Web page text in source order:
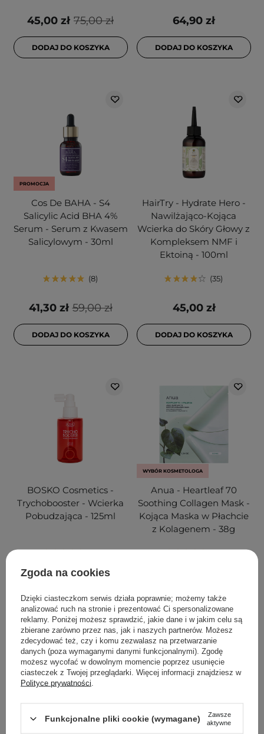
75,00 zł
45,00 zł
DODAJ DO KOSZYKA
64,90 zł
DODAJ DO KOSZYKA
PROMOCJA
Cos De BAHA - S4
Salicylic Acid BHA 4%
Serum - Serum z Kwasem
Salicylowym - 30ml
8
59,00 zł
41,30 zł
DODAJ DO KOSZYKA
HairTry - Hydrate Hero -
Nawilżająco-Kojąca
Wcierka do Skóry Głowy z
Kompleksem NMF i
Ektoiną - 100ml
35
45,00 zł
DODAJ DO KOSZYKA
BOSKO Cosmetics -
Trychobooster - Wcierka
Pobudzająca - 125ml
7
DODAJ DO KOSZYKA
WYBÓR KOSMETOLOGA
Anua - Heartleaf 70
Soothing Collagen Mask -
Kojąca Maska w Płachcie
z Kolagenem - 38g
11
DODAJ DO KOSZYKA
Zgoda na cookies
Dzięki ciasteczkom serwis działa poprawnie; możemy także
analizować ruch na stronie i prezentować Ci spersonalizowane
reklamy. Poniżej możesz sprawdzić, jakie dane i w jakim celu są
zbierane zarówno przez nas, jak i naszych partnerów. Możesz
zdecydować też, czy i komu zezwalasz na przetwarzanie
danych (poza wymaganymi danymi funkcjonalnymi). Zgodę
możesz wycofać w dowolnym momencie poprzez usunięcie
ciasteczek z Twojej przeglądarki. Więcej informacji znajdziesz w
Polityce prywatności
Funkcjonalne pliki cookie (wymagane)
Zawsze
aktywne